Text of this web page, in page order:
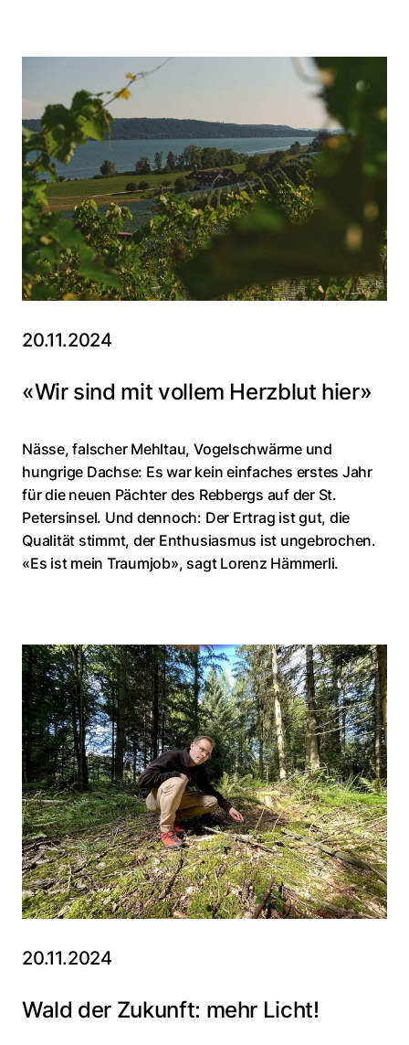
20.11.2024
«Wir sind mit vollem Herzblut hier»
Nässe, falscher Mehltau, Vogelschwärme und
hungrige Dachse: Es war kein einfaches erstes Jahr
für die neuen Pächter des Rebbergs auf der St.
Petersinsel. Und dennoch: Der Ertrag ist gut, die
Qualität stimmt, der Enthusiasmus ist ungebrochen.
«Es ist mein Traumjob», sagt Lorenz Hämmerli.
20.11.2024
Wald der Zukunft: mehr Licht!